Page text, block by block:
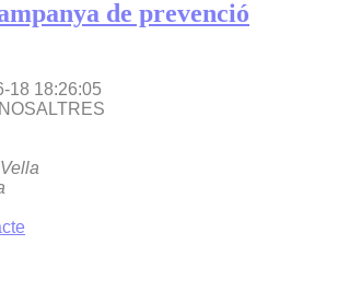
de prevenció
18 18:26:05